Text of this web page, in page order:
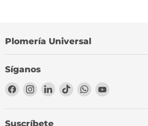
Plomería Universal
Síganos
Encuéntrenos
Facebook
Encuéntrenos
Instagram
Encuéntrenos
LinkedIn
Encuéntrenos
TikTok
Encuéntrenos
WhatsApp
Encuéntrenos
YouTube
Suscríbete